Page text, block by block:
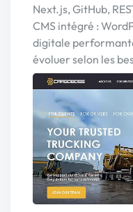
Next.js, GitHub,
CMS intégré :
digitale
évoluer selon les